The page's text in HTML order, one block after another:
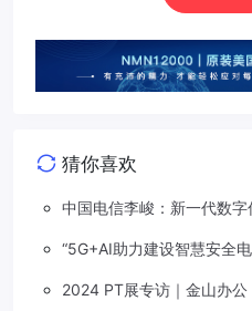
猜你喜欢
中国电信李峻：新一代数
“5G+AI助力建设智慧安全
2024 PT展专访｜金山办